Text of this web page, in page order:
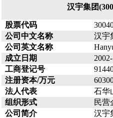
汉宇集团
股票代码
公司中文名称
汉宇
公司英文名称
成立日期
工商登记号
注册资本/万元
法人代表
石华
组织形式
民营
公司简介
汉宇